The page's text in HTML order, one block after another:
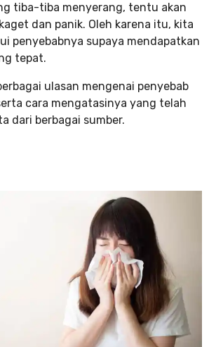
tiba-tiba menyerang, tentu akan
dan panik. Oleh karena itu, kita
penyebabnya supaya mendapatkan
tepat.
ulasan mengenai penyebab
cara mengatasinya yang telah
dari berbagai sumber.